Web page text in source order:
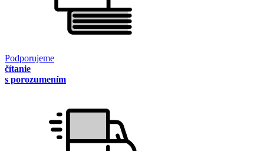
Podporujeme
čítanie
s porozumením